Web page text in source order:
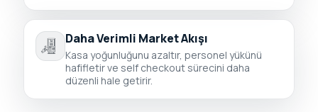
Daha Verimli Market Akışı
Kasa yoğunluğunu azaltır, personel yükünü
hafifletir ve self checkout sürecini daha
düzenli hale getirir.